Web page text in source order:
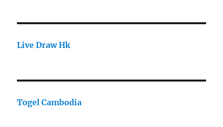
Live Draw Hk
Togel Cambodia